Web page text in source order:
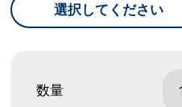
選択してください
数量